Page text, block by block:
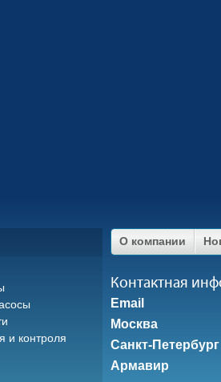
и контроля
О компании
Контактная
Email
Москва
Санкт-Петербург
Армавир